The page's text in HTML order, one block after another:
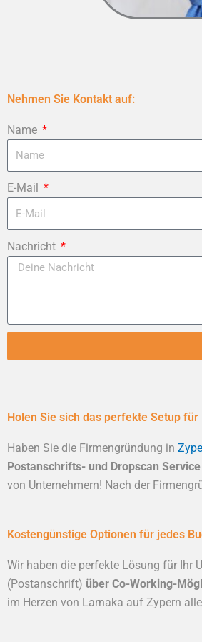
Nehmen Sie Kontakt auf:
Name
E-Mail
Nachricht
Holen Sie sich das perfekte Setup
Haben Sie die Firmengründung in
Postanschrifts- und Dropscan
von Unternehmern! Nach der
Kostengünstige Optionen für jedes
Wir haben die perfekte Lösung für Ihr
(Postanschrift) über Co-Working-
im Herzen von Larnaka auf Zypern